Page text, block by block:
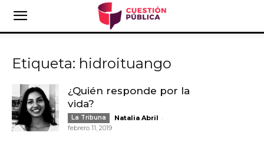
Etiqueta: hidroituango
¿Quién responde por la
vida?
La Tribuna Natalia Abril -
febrero 11, 2019